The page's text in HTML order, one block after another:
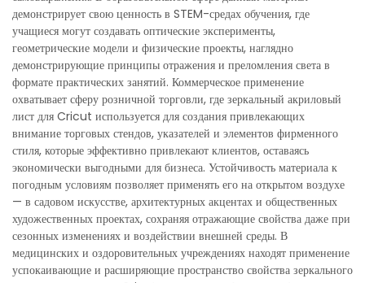
демонстрирует свою ценность в STEM-средах обучения, где
учащиеся могут создавать оптические эксперименты,
геометрические модели и физические проекты, наглядно
демонстрирующие принципы отражения и преломления света в
формате практических занятий. Коммерческое применение
охватывает сферу розничной торговли, где зеркальный акриловый
лист для Cricut используется для создания привлекающих
внимание торговых стендов, указателей и элементов фирменного
стиля, которые эффективно привлекают клиентов, оставаясь
экономически выгодными для бизнеса. Устойчивость материала к
погодным условиям позволяет применять его на открытом воздухе
— в садовом искусстве, архитектурных акцентах и общественных
художественных проектах, сохраняя отражающие свойства даже при
сезонных изменениях и воздействии внешней среды. В
медицинских и оздоровительных учреждениях находят применение
успокаивающие и расширяющие пространство свойства зеркального